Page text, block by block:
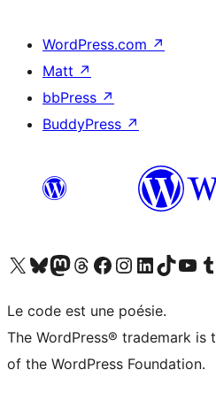
WordPress.com ↗
Matt ↗
bbPress ↗
BuddyPress ↗
Visitez notre compte X (précédemment Twitter)
Visiter notre compte Bluesky
Visiter notre compte Mastodon
Visiter notre compte Threads
Consulter notre compte Facebook
Consulter notre compte Instagram
Consulter notre compte LinkedIn
Visiter notre compte TokTok
Visiter notre
Le code est une poésie.
The WordPress® trademark
of the WordPress Foundation.